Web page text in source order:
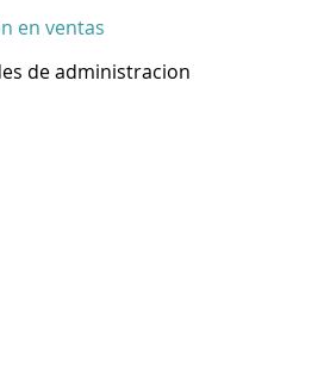
en ventas
de administracion